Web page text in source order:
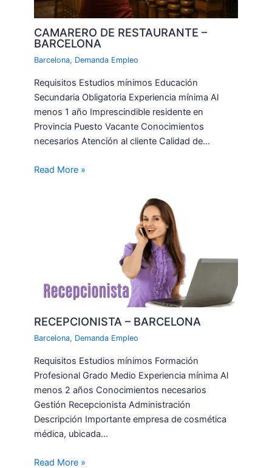
CAMARERO DE RESTAURANTE –
BARCELONA
Barcelona, Demanda Empleo
Requisitos Estudios mínimos Educación
Secundaria Obligatoria Experiencia mínima Al
menos 1 año Imprescindible residente en
Provincia Puesto Vacante Conocimientos
necesarios Atención al cliente Calidad de…
Read More »
RECEPCIONISTA – BARCELONA
Barcelona, Demanda Empleo
Requisitos Estudios mínimos Formación
Profesional Grado Medio Experiencia mínima Al
menos 2 años Conocimientos necesarios
Gestión Recepcionista Administración
Descripción Importante empresa de cosmética
médica, ubicada…
Read More »